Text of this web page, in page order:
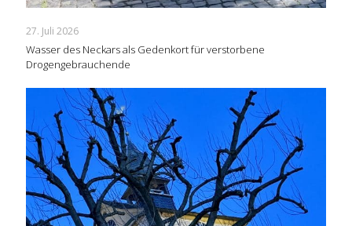
27. Juli 2026
Wasser des Neckars als Gedenkort für verstorbene
Drogengebrauchende